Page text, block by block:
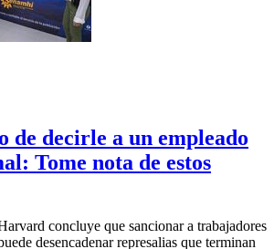
de decirle a un empleado